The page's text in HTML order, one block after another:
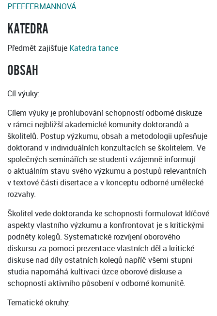
PFEFFERMANNOVÁ
KATEDRA
Předmět zajišťuje Katedra tance
OBSAH
Cíl výuky:
Cílem výuky je prohlubování schopností odborné diskuze
v rámci nejbližší akademické komunity doktorandů a
školitelů. Postup výzkumu, obsah a metodologii upřesňuje
doktorand v individuálních konzultacích se školitelem. Ve
společných seminářích se studenti vzájemně informují
o aktuálním stavu svého výzkumu a postupů relevantních
v textové části disertace a v konceptu odborné umělecké
rozvahy.
Školitel vede doktoranda ke schopnosti formulovat klíčové
aspekty vlastního výzkumu a konfrontovat je s kritickými
podněty kolegů. Systematické rozvíjení oborového
diskursu za pomoci prezentace vlastních děl a kritické
diskuse nad díly ostatních kolegů napříč všemi stupni
studia napomáhá kultivaci úzce oborové diskuse a
schopnosti aktivního působení v odborné komunitě.
Tematické okruhy: